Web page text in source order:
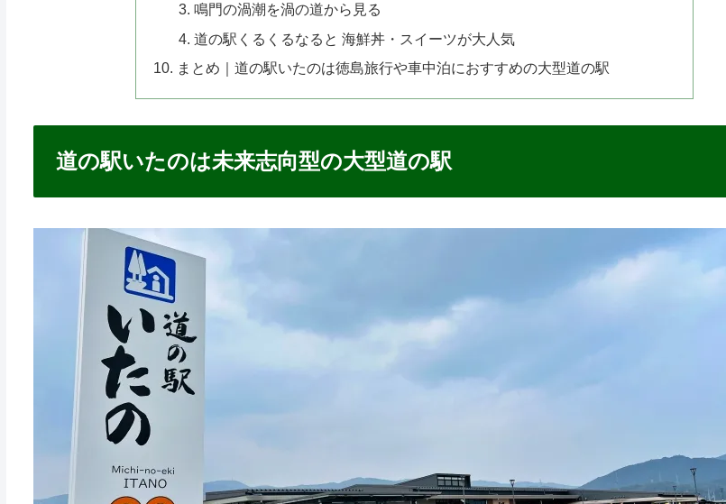
鳴門の渦潮を渦の道から見る
道の駅くるくるなると 海鮮丼・スイーツが大人気
まとめ｜道の駅いたのは徳島旅行や車中泊におすすめの大型道の駅
道の駅いたのは未来志向型の大型道の駅